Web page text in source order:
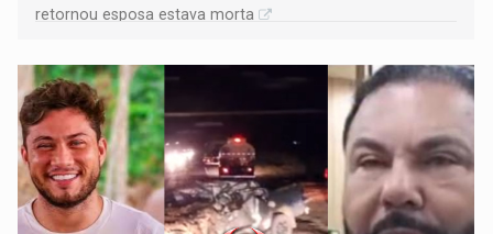
retornou esposa estava morta